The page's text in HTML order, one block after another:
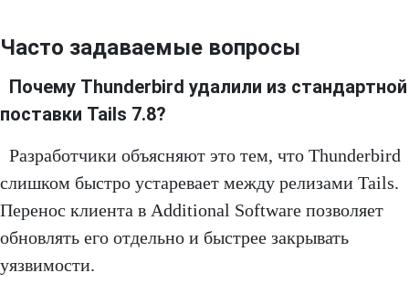
Часто задаваемые вопросы
Почему Thunderbird удалили из стандартной
поставки Tails 7.8?
Разработчики объясняют это тем, что Thunderbird
слишком быстро устаревает между релизами Tails.
Перенос клиента в Additional Software позволяет
обновлять его отдельно и быстрее закрывать
уязвимости.